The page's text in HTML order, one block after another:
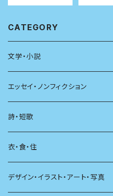
から原
CATEGORY
文学・小説
日本
海外
日本語
文学理論
エッセイ・ノンフィクション
エッセイ
日記
ノンフィクション
詩・短歌
詩
短歌
衣・食・住
着る
デザイン・イラスト・アート・写真